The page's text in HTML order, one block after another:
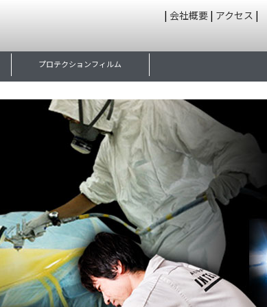
| 会社概要 | アクセス |
プロテクションフィルム